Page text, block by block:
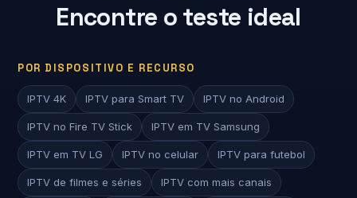
Encontre o teste ideal
POR DISPOSITIVO E RECURSO
IPTV 4K IPTV para Smart TV IPTV no Android
IPTV no Fire TV Stick IPTV em TV Samsung
IPTV em TV LG IPTV no celular IPTV para futebol
IPTV de filmes e séries IPTV com mais canais